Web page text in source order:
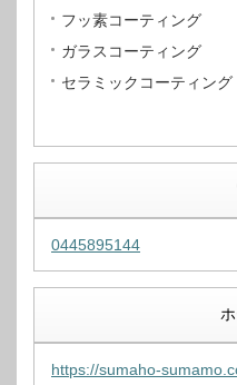
フッ素コーティング
ガラスコーティング
セラミックコーティング
0445895144
https://sumaho-